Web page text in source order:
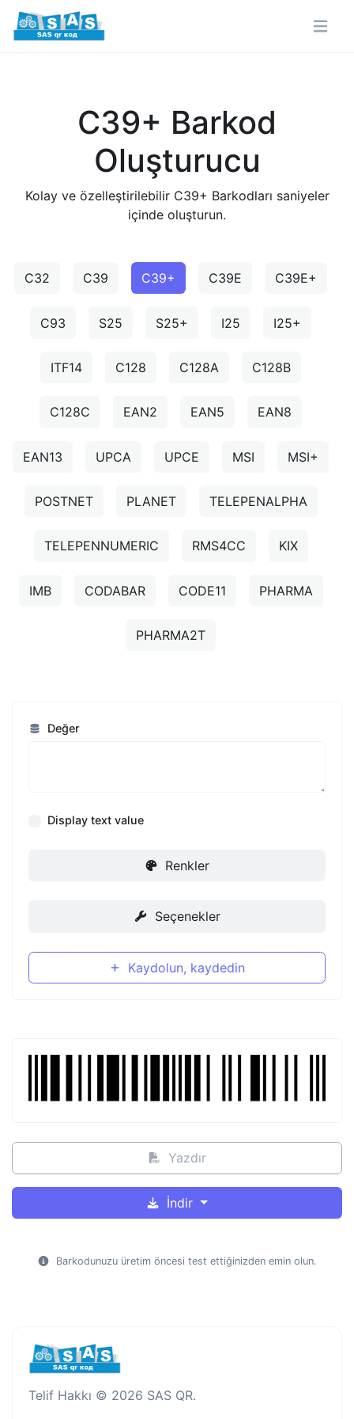
C39+ Barkod
Oluşturucu
Kolay ve özelleştirilebilir C39+ Barkodları saniyeler
içinde oluşturun.
C32 C39 C39+ C39E C39E+
C93 S25 S25+ I25 I25+
ITF14 C128 C128A C128B
C128C EAN2 EAN5 EAN8
EAN13 UPCA UPCE MSI MSI+
POSTNET PLANET TELEPENALPHA
TELEPENNUMERIC RMS4CC KIX
IMB CODABAR CODE11 PHARMA
PHARMA2T
Değer
Display text value
Renkler
Seçenekler
Kaydolun, kaydedin
Yazdır
İndir
Barkodunuzu üretim öncesi test ettiğinizden emin olun.
Telif Hakkı © 2026 SAS QR.